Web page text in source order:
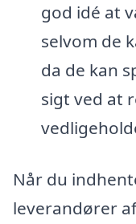
god idé at
selvom de
da de kan
sigt ved at
Når du
leverandører